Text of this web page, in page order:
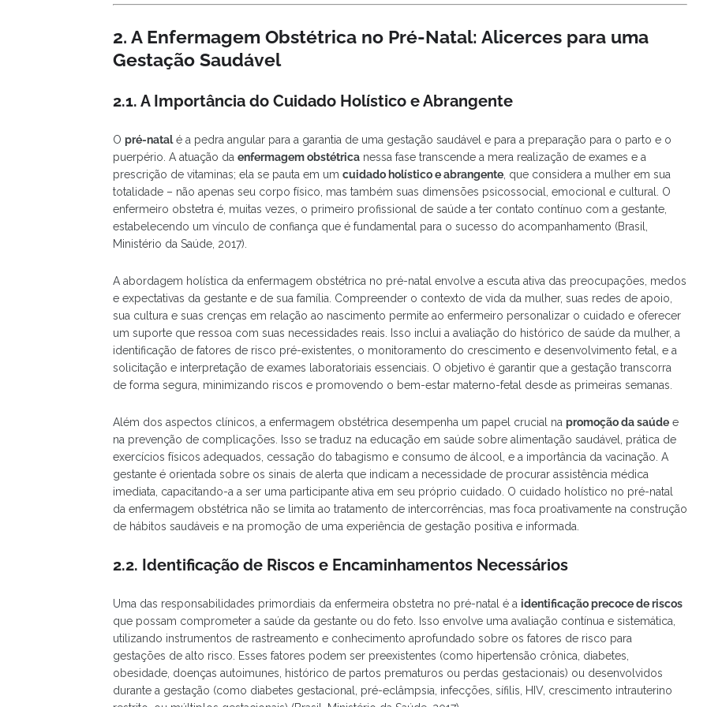
2. A Enfermagem Obstétrica no Pré-Natal: Alicerces para uma
Gestação Saudável
2.1. A Importância do Cuidado Holístico e Abrangente
O pré-natalé a pedra angular para a garantia de uma gestação saudável e para a preparação para o parto e o
puerpério. A atuação da enfermagem obstétrica nessa fase transcende a mera realização de exames e a
prescrição de vitaminas; ela se pauta em um cuidado holístico e abrangente , que considera a mulher em sua
totalidade – não apenas seu corpo físico, mas também suas dimensões psicossocial, emocional e cultural. O
enfermeiro obstetra é, muitas vezes, o primeiro profissional de saúde a ter contato contínuo com a gestante,
estabelecendo um vínculo de confiança que é fundamental para o sucesso do acompanhamento (Brasil,
Ministério da Saúde, 2017).
A abordagem holística da enfermagem obstétrica no pré-natal envolve a escuta ativa das preocupações, medos
e expectativas da gestante e de sua família. Compreender o contexto de vida da mulher, suas redes de apoio,
sua cultura e suas crenças em relação ao nascimento permite ao enfermeiro personalizar o cuidado e oferecer
um suporte que ressoa com suas necessidades reais. Isso inclui a avaliação do histórico de saúde da mulher, a
identificação de fatores de risco pré-existentes, o monitoramento do crescimento e desenvolvimento fetal, e a
solicitação e interpretação de exames laboratoriais essenciais. O objetivo é garantir que a gestação transcorra
de forma segura, minimizando riscos e promovendo o bem-estar materno-fetal desde as primeiras semanas.
Além dos aspectos clínicos, a enfermagem obstétrica desempenha um papel crucial na promoção da saúde e
na prevenção de complicações. Isso se traduz na educação em saúde sobre alimentação saudável, prática de
exercícios físicos adequados, cessação do tabagismo e consumo de álcool, e a importância da vacinação. A
gestante é orientada sobre os sinais de alerta que indicam a necessidade de procurar assistência médica
imediata, capacitando-a a ser uma participante ativa em seu próprio cuidado. O cuidado holístico no pré-natal
da enfermagem obstétrica não se limita ao tratamento de intercorrências, mas foca proativamente na construção
de hábitos saudáveis e na promoção de uma experiência de gestação positiva e informada.
2.2. Identificação de Riscos e Encaminhamentos Necessários
Uma das responsabilidades primordiais da enfermeira obstetra no pré-natal é a identificação precoce de riscos
que possam comprometer a saúde da gestante ou do feto. Isso envolve uma avaliação contínua e sistemática,
utilizando instrumentos de rastreamento e conhecimento aprofundado sobre os fatores de risco para
gestações de alto risco. Esses fatores podem ser preexistentes (como hipertensão crônica, diabetes,
obesidade, doenças autoimunes, histórico de partos prematuros ou perdas gestacionais) ou desenvolvidos
durante a gestação (como diabetes gestacional, pré-eclâmpsia, infecções, sífilis, HIV, crescimento intrauterino